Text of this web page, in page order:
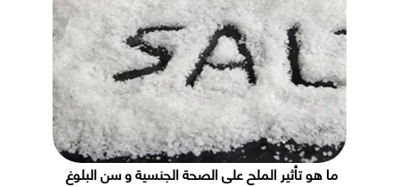
ما هو تأثير الملح على الصحة الجنسية و سن البلوغ